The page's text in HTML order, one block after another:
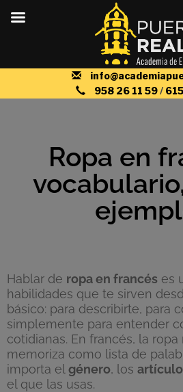
Ropa en
Hablar de ropa en francés es
habilidades que te sirven
básico: para describirte, para
simplemente para entender
cotidianas. En francés, la
memoriza como lista de
importa el género, los
el que las usas.
958 26 11 59/